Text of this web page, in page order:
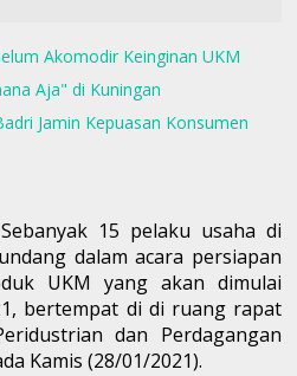
Akomodir Keinginan UKM
Aja" di Kuningan
Jamin Kepuasan Konsumen
15 pelaku usaha di
dalam acara persiapan
UKM yang akan dimulai
bertempat di di ruang rapat
dan Perdagangan
Kamis (28/01/2021).